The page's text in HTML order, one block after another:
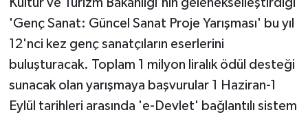
Kültür ve Turizm Bakanlığı'nın gelenekselleştirdiği
'Genç Sanat: Güncel Sanat Proje Yarışması' bu yıl
12'nci kez genç sanatçıların eserlerini
buluşturacak. Toplam 1 milyon liralık ödül desteği
sunacak olan yarışmaya başvurular 1 Haziran-1
Eylül tarihleri arasında 'e-Devlet' bağlantılı sistem